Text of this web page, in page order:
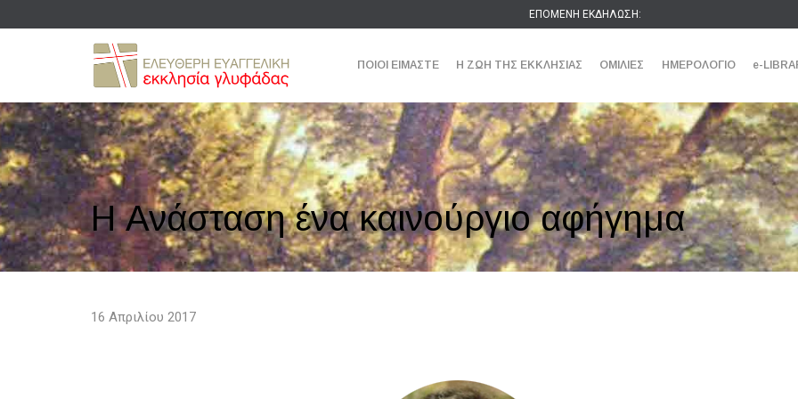
ΕΠΟΜΕΝΗ ΕΚΔΗΛΩΣΗ:
ΠΟΙΟΙ ΕΙΜΑΣΤΕ Η ΖΩΗ ΤΗΣ ΕΚΚΛΗΣΙΑΣ ΟΜΙΛΙΕΣ ΗΜΕΡΟΛΟΓΙΟ e-
Η Ανάσταση ένα καινούργιο αφήγημα
16 Απριλίου 2017